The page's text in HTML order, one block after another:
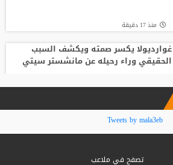
منذ 17 دقيقة
غوارديولا يكسر صمته ويكشف السبب
الحقيقي وراء رحيله عن مانشستر سيتي
50 مليون يورو على طاولة برشلونة لبيع
فيران توريس
Tweets by mala3eb
تصفح في ملاعب